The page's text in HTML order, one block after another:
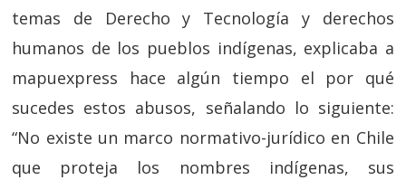
temas de Derecho y Tecnología y derechos
humanos de los pueblos indígenas, explicaba a
mapuexpress hace algún tiempo el por qué
sucedes estos abusos, señalando lo siguiente:
“No existe un marco normativo-jurídico en Chile
que proteja los nombres indígenas, sus